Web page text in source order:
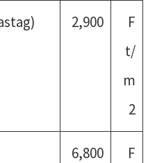
2,900
F
t/
m
2
6,800
F